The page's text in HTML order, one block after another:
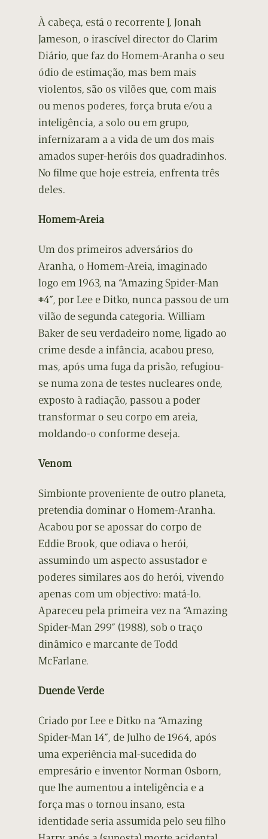
À cabeça, está o recorrente J, Jonah
Jameson, o irascível director do Clarim
Diário, que faz do Homem-Aranha o seu
ódio de estimação, mas bem mais
violentos, são os vilões que, com mais
ou menos poderes, força bruta e/ou a
inteligência, a solo ou em grupo,
infernizaram a a vida de um dos mais
amados super-heróis dos quadradinhos.
No filme que hoje estreia, enfrenta três
deles.
Homem-Areia
Um dos primeiros adversários do
Aranha, o Homem-Areia, imaginado
logo em 1963, na “Amazing Spider-Man
#4”, por Lee e Ditko, nunca passou de um
vilão de segunda categoria. William
Baker de seu verdadeiro nome, ligado ao
crime desde a infância, acabou preso,
mas, após uma fuga da prisão, refugiou-
se numa zona de testes nucleares onde,
exposto à radiação, passou a poder
transformar o seu corpo em areia,
moldando-o conforme deseja.
Venom
Simbionte proveniente de outro planeta,
pretendia dominar o Homem-Aranha.
Acabou por se apossar do corpo de
Eddie Brook, que odiava o herói,
assumindo um aspecto assustador e
poderes similares aos do herói, vivendo
apenas com um objectivo: matá-lo.
Apareceu pela primeira vez na “Amazing
Spider-Man 299” (1988), sob o traço
dinâmico e marcante de Todd
McFarlane.
Duende Verde
Criado por Lee e Ditko na “Amazing
Spider-Man 14”, de Julho de 1964, após
uma experiência mal-sucedida do
empresário e inventor Norman Osborn,
que lhe aumentou a inteligência e a
força mas o tornou insano, esta
identidade seria assumida pelo seu filho